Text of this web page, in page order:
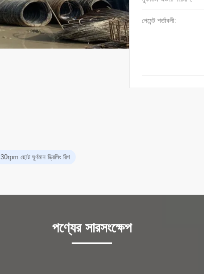
পেমেন্ট শর্তাবলী:
30rpm ছোট ঘূর্ণমান ড্রিলিং রিগ
পণ্যের সারসংক্ষেপ